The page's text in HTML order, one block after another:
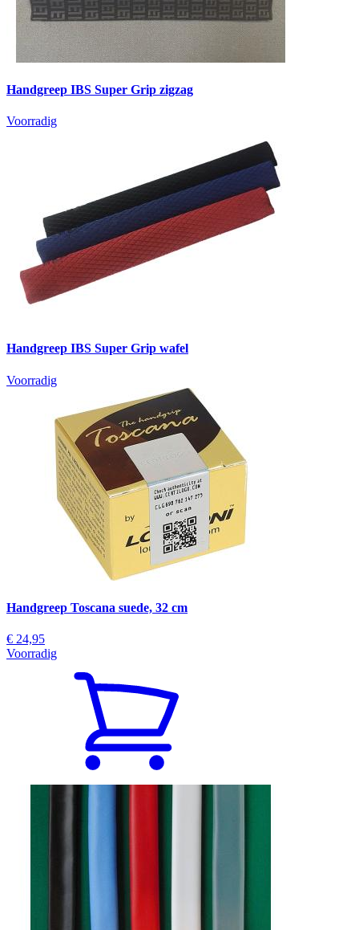
Handgreep IBS Super Grip zigzag
Voorradig
Handgreep IBS Super Grip wafel
Voorradig
Handgreep Toscana suede, 32 cm
€ 24,95
Voorradig